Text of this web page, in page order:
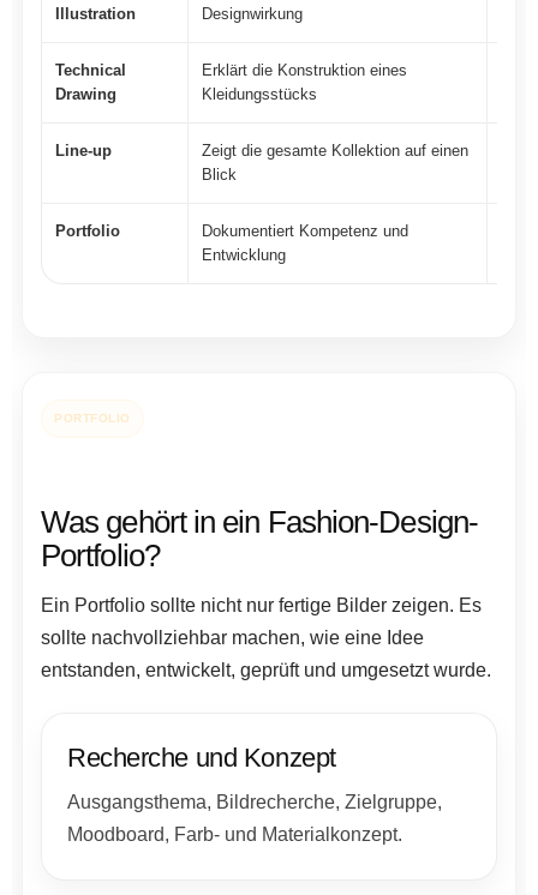
Illustration
Designwirkung
Technical
Drawing
Erklärt die Konstruktion eines
Kleidungsstücks
Line-up
Zeigt die gesamte Kollektion auf einen
Blick
Portfolio
Dokumentiert Kompetenz und
Entwicklung
PORTFOLIO
Was gehört in ein Fashion-Design-
Portfolio?
Ein Portfolio sollte nicht nur fertige Bilder zeigen. Es
sollte nachvollziehbar machen, wie eine Idee
entstanden, entwickelt, geprüft und umgesetzt wurde.
Recherche und Konzept
Ausgangsthema, Bildrecherche, Zielgruppe,
Moodboard, Farb- und Materialkonzept.